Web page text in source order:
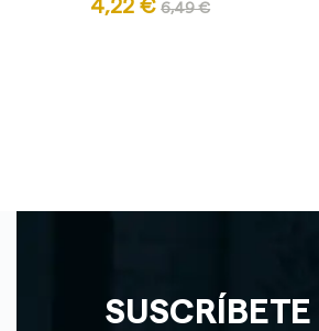
4,22 € 6,49 €
SUSCRÍBETE